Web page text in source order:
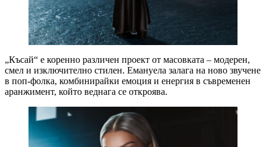
„Късай“ е коренно различен проект от масовката – модерен,
смел и изключително стилен. Емануела залага на ново звучене
в поп-фолка, комбинирайки емоция и енергия в съвременен
аранжимент, който веднага се откроява.